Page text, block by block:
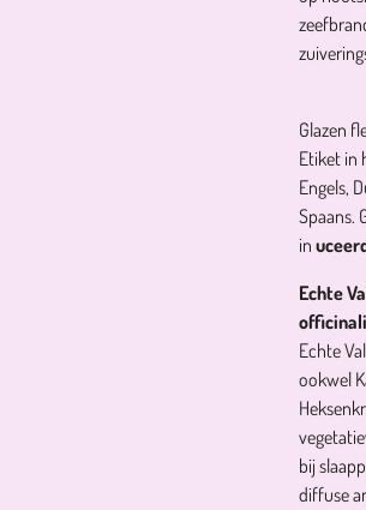
Glazen
Etiket in
Engels,
Spaans.
in
Echte
Echte
ookwel
bij
diffuse